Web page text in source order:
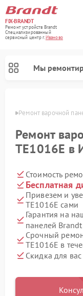
FIX-BRANDT
Ремонт устройств Brandt
Специализированный
cервисный центр г.Иваново
Мы
Ремонт варочной
Ремонт
TE1016E в
Стоимость
Бесплатная
Привезем и
TE1016E сами
Гарантия на
панелей
Срочный
TE1016E в
Скидка для